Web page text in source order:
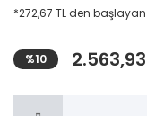
*272,67 TL den
%10